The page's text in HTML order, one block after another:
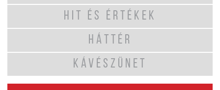
HIT ÉS ÉRTÉKEK
HÁTTÉR
KÁVÉSZÜNET